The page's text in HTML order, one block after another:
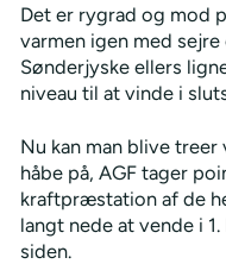
Det er rygrad og mod
varmen igen med
Sønderjyske ellers
niveau til at vinde i
Nu kan man blive
håbe på, AGF tager
kraftpræstation af de
langt nede at vende i
siden.